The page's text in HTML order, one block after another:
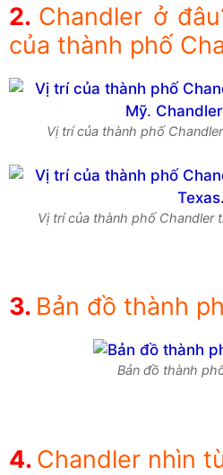
Chandler ở
của thành phố
Vị trí của thành phố
Vị trí của thành phố Chandler
Bản đồ thành
Bản đồ thành
Chandler nhìn